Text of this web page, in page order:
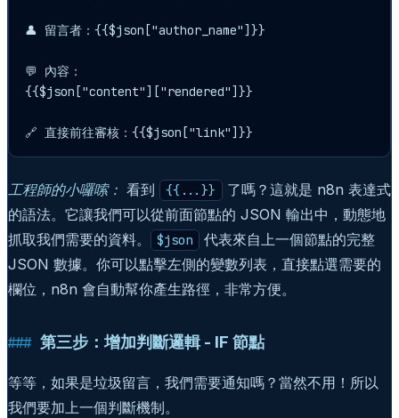
👤 留言者：{{$json["author_name"]}}
💬 內容：
{{$json["content"]["rendered"]}}
工程師的小囉嗦： 看到 {{...}}
了嗎？這就是 n8n 表達式
的語法。它讓我們可以從前面節點的 JSON 輸出中，動態地
抓取我們需要的資料。
$json
代表來自上一個節點的完整
JSON 數據。你可以點擊左側的變數列表，直接點選需要的
欄位，n8n 會自動幫你產生路徑，非常方便。
第三步：增加判斷邏輯 - IF 節點
等等，如果是垃圾留言，我們需要通知嗎？當然不用！所以
我們要加上一個判斷機制。